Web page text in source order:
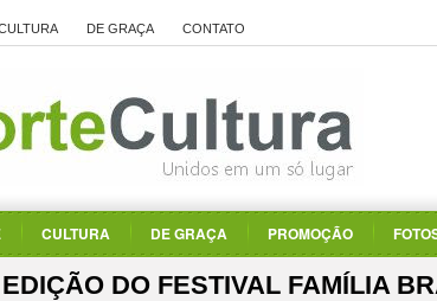
DE GRAÇA CONTATO
CULTURA DE GRAÇA PROMOÇÃO
EDIÇÃO DO FESTIVAL FAMÍLIA